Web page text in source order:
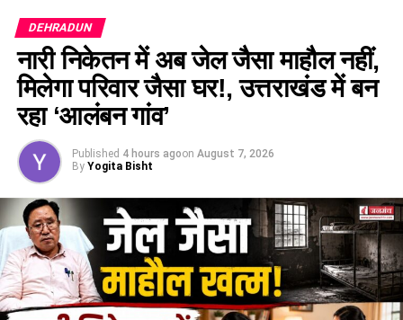
खतरे को देखते हुए सरकारी आवास में रहने वाले पांच परिवारों को रात
सुरक्षित स्थान पर गुजारनी पड़ी। सभी परिवारों ने पूरी रात एसडीएम
कार्यालय के एक हॉल में रहकर बिताई। प्रभावित लोगों का कहना है कि
पहाड़ी से बोल्डर गिरने का सिलसिला थम नहीं रहा है और ऐसे में किसी भी
समय बड़ा हादसा हो सकता है।
DEHRADUN
नारी निकेतन में अब जेल जैसा माहौल नहीं,
मिलेगा परिवार जैसा घर!, उत्तराखंड में बन
रहा ‘आलंबन गांव’
Published 4 hours agoon August 7, 2026
By Yogita Bisht